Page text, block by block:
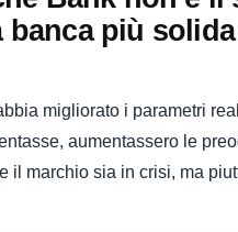
più
migliorato i parametri
aumentassero le
marchio sia in crisi, ma